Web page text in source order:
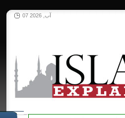
07 آب, 2026